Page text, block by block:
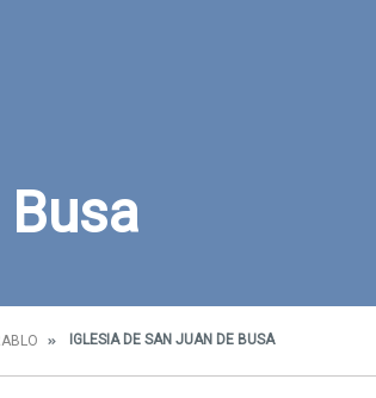
IGLESIA DE SAN JUAN DE BUSA